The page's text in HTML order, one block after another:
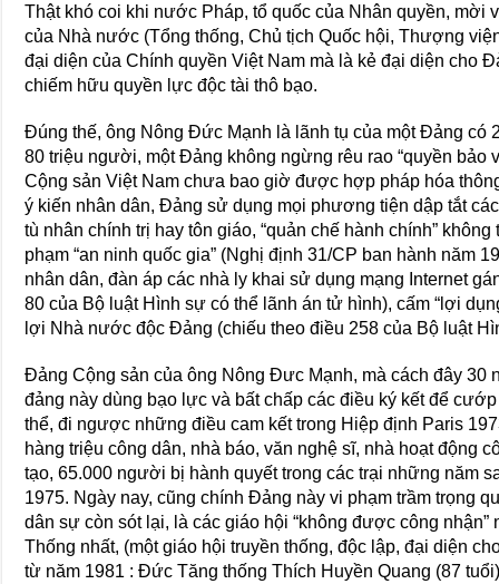
Thật khó coi khi nước Pháp, tổ quốc của Nhân quyền, mời
của Nhà nước (Tổng thống, Chủ tịch Quốc hội, Thượng
đại diện của Chính quyền Việt Nam mà là kẻ đại diện cho
chiếm hữu quyền lực độc tài thô bạo.
Ðúng thế, ông Nông Ðức Mạnh là lãnh tụ của một Ðảng có
80 triệu người, một Ðảng không ngừng rêu rao “quyền bảo
Cộng sản Việt Nam chưa bao giờ được hợp pháp hóa
ý kiến nhân dân, Ðảng sử dụng mọi phương tiện dập tắt
tù nhân chính trị hay tôn giáo, “quản chế hành chính”
phạm “an ninh quốc gia” (Nghị định 31/CP ban hành năm
nhân dân, đàn áp các nhà ly khai sử dụng mạng Internet
80 của Bộ luật Hình sự có thể lãnh án tử hình), cấm “lợi
lợi Nhà nước độc Ðảng (chiếu theo điều 258 của Bộ luật
Ðảng Cộng sản của ông Nông Ðưc Mạnh, mà cách đây 30
đảng này dùng bạo lực và bất chấp các điều ký kết để
thể, đi ngược những điều cam kết trong Hiệp định Paris
hàng triệu công dân, nhà báo, văn nghệ sĩ, nhà hoạt động
tạo, 65.000 người bị hành quyết trong các trại những năm
1975. Ngày nay, cũng chính Ðảng này vi phạm trầm trọng
dân sự còn sót lại, là các giáo hội “không được công
Thống nhất, (một giáo hội truyền thống, độc lập, đại diện
từ năm 1981 : Ðức Tăng thống Thích Huyền Quang (87